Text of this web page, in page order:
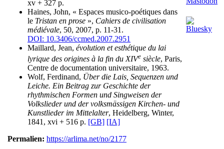
xv + 327 p.
Haines, John, « Espaces musico-poétiques dans
le Tristan en prose », Cahiers de civilisation
médiévale, 50, 2007, p. 11-31.
DOI: 10.3406/ccmed.2007.2951
Maillard, Jean, évolution et esthétique du lai
lyrique des origines à la fin du XIVe siècle, Paris,
Centre de documentation universitaire, 1963.
Wolf, Ferdinand, Über die Lais, Sequenzen und
Leiche. Ein Beitrag zur Geschichte der
rhythmischen Formen und Singweisen der
Volkslieder und der volksmässigen Kirchen- und
Kunstlieder im Mittelalter, Heidelberg, Winter,
1841, xvi + 516 p. [GB] [IA]
Permalien: https://arlima.net/no/2177